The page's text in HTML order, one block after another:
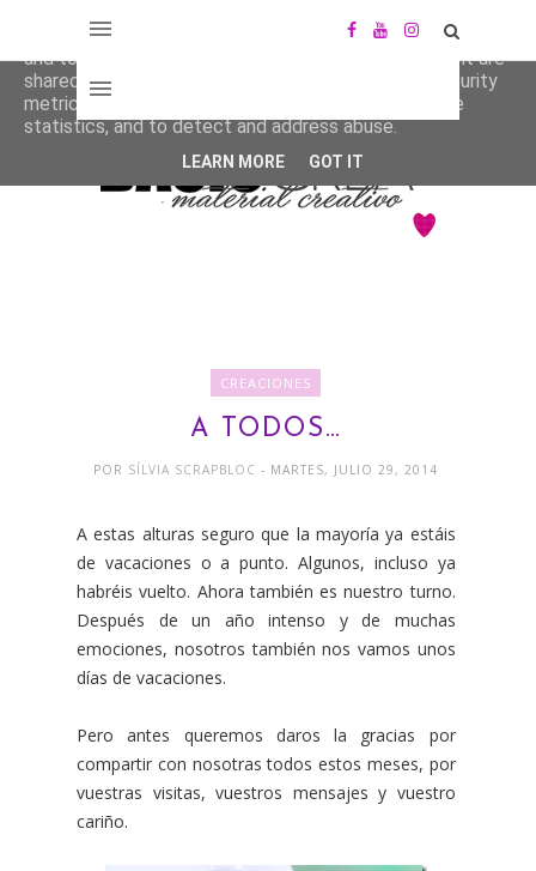
CREACIONES
A TODOS…
POR SÍLVIA SCRAPBLOC- MARTES, JULIO 29, 2014
A estas alturas seguro que la mayoría ya estáis
de vacaciones o a punto. Algunos, incluso ya
habréis vuelto. Ahora también es nuestro turno.
Después de un año intenso y de muchas
emociones, nosotros también nos vamos unos
días de vacaciones.
Pero antes queremos daros la gracias por
compartir con nosotras todos estos meses, por
vuestras visitas, vuestros mensajes y vuestro
cariño.
This site uses cookies from Google to deliver its services
and to analyze traffic. Your IP address and user-agent are
shared with Google along with performance and security
metrics to ensure quality of service, generate usage
statistics, and to detect and address abuse.
LEARN MORE GOT IT